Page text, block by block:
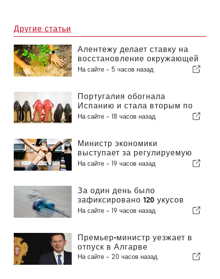
Другие статьи
Алентежу делает ставку на
восстановление окружающей
среды за счет европейских
На сайте - 5 часов назад
Португалия обогнала
Испанию и стала вторым по
величине производителем
На сайте - 18 часов назад
Министр экономики
выступает за регулируемую
интеграцию и гарантирует
На сайте - 19 часов назад
За один день было
зафиксировано 120 укусов
португальского кораблика
На сайте - 19 часов назад
Премьер-министр уезжает в
отпуск в Алгарве
На сайте - 20 часов назад